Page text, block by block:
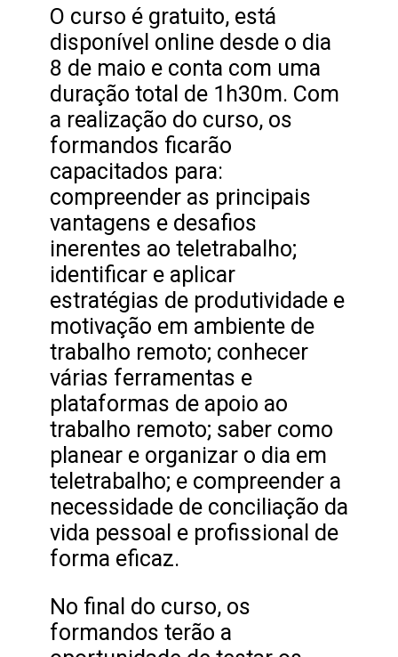
O curso é gratuito, está
disponível online desde o dia
8 de maio e conta com uma
duração total de 1h30m. Com
a realização do curso, os
formandos ficarão
capacitados para:
compreender as principais
vantagens e desafios
inerentes ao teletrabalho;
identificar e aplicar
estratégias de produtividade e
motivação em ambiente de
trabalho remoto; conhecer
várias ferramentas e
plataformas de apoio ao
trabalho remoto; saber como
planear e organizar o dia em
teletrabalho; e compreender a
necessidade de conciliação da
vida pessoal e profissional de
forma eficaz.
No final do curso, os
formandos terão a